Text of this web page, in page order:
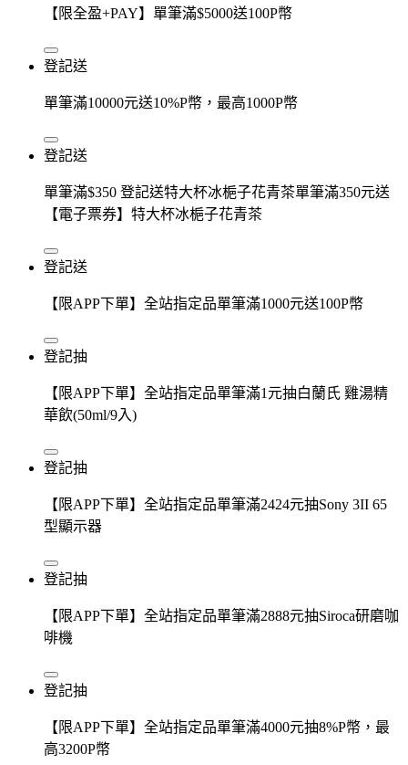
【限全盈+PAY】單筆滿$5000送100P幣
登記送
單筆滿10000元送10%P幣，最高1000P幣
登記送
單筆滿$350 登記送特大杯冰梔子花青茶單筆滿350元送
【電子票券】特大杯冰梔子花青茶
登記送
【限APP下單】全站指定品單筆滿1000元送100P幣
登記抽
【限APP下單】全站指定品單筆滿1元抽白蘭氏 雞湯精
華飲(50ml/9入)
登記抽
【限APP下單】全站指定品單筆滿2424元抽Sony 3II 65
型顯示器
登記抽
【限APP下單】全站指定品單筆滿2888元抽Siroca研磨咖
啡機
登記抽
【限APP下單】全站指定品單筆滿4000元抽8%P幣，最
高3200P幣